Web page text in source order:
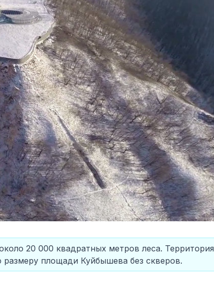
20 000 квадратных метров леса. Территория
размеру площади Куйбышева без скверов.